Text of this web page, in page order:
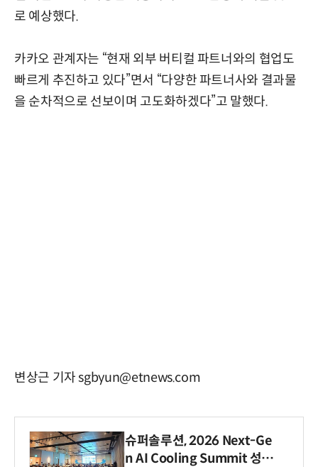
로 예상했다.
카카오 관계자는 “현재 외부 버티컬 파트너와의 협업도
빠르게 추진하고 있다”면서 “다양한 파트너사와 결과물
을 순차적으로 선보이며 고도화하겠다”고 말했다.
변상근 기자 sgbyun@etnews.com
슈퍼솔루션, 2026 Next-Ge
n AI Cooling Summit 성황